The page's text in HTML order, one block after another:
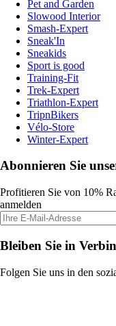
Pet and Garden
Slowood Interior
Smash-Expert
Sneak'In
Sneakids
Sport is good
Training-Fit
Trek-Expert
Triathlon-Expert
TripnBikers
Vélo-Store
Winter-Expert
Abonnieren Sie
Profitieren Sie von 10%
anmelden
Bleiben Sie in
Folgen Sie uns in den